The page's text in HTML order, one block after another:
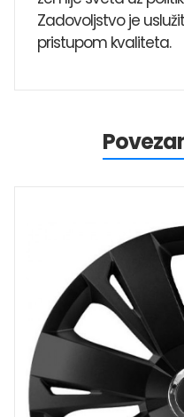
Zadovoljstvo je
pristupom kvaliteta.